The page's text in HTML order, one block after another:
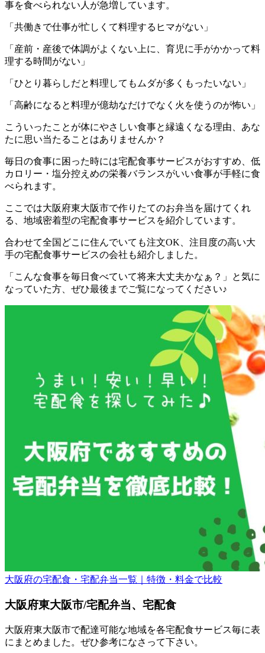
事を食べられない人が急増しています。
「共働きで仕事が忙しくて料理するヒマがない」
「産前・産後で体調がよくない上に、育児に手がかかって料
理する時間がない」
「ひとり暮らしだと料理してもムダが多くもったいない」
「高齢になると料理が億劫なだけでなく火を使うのが怖い」
こういったことが体にやさしい食事と縁遠くなる理由、あな
たに思い当たることはありませんか？
毎日の食事に困った時には宅配食事サービスがおすすめ、低
カロリー・塩分控えめの栄養バランスがいい食事が手軽に食
べられます。
ここでは大阪府東大阪市で作りたてのお弁当を届けてくれ
る、地域密着型の宅配食事サービスを紹介しています。
合わせて全国どこに住んでいても注文OK、注目度の高い大
手の宅配食事サービスの会社も紹介 しました。
「こんな食事を毎日食べていて将来大丈夫かなぁ？」と気に
なっていた方、ぜひ最後までご覧になってください♪
大阪府の宅配食・宅配弁当一覧｜特徴・料金で比較
大阪府東大阪市/宅配弁当、宅配食
大阪府東大阪市で配達可能な地域を各宅配食サービス毎に表
にまとめました。ぜひ参考になさって下さい。